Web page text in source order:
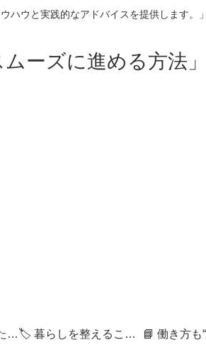
ハウと実践的なアドバイスを提供します。」
ーズに進める方法」
記録の交差点で、わたしを編みなおす 🏷 暮らしを整えることは、未来を編むこと